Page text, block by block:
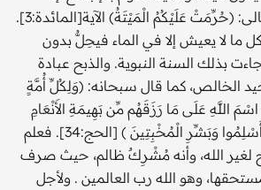
للمضطر، قال الله تعالى: (حُرِّمَتْ عَلَيْكُمُ الْمَيْتَةُ) الآية[المائدة:3].
ما لا يعيش إلا في الماء فيحِلُّ بدون
بذلك السنة النبوية. والذبح عبادة
الخالص، كما قال سبحانه: (وَلِكُلِّ أُمَّةٍ
اللَّهِ عَلَى مَا رَزَقَهُم مِّن بَهِيمَةِ الأَنْعَامِ
فَإِلَهُكُمْ إِلَهٌ وَاحِدٌ فَلَهُ أَسْلِمُوا وَبَشِّرِ الْمُخْبِتِينَ ) [الحج:34]. فعلم
الله، وأنه مُشْرِكٌ ظالم، حيث صرف
وهو الله رب العالمين . ولأجل